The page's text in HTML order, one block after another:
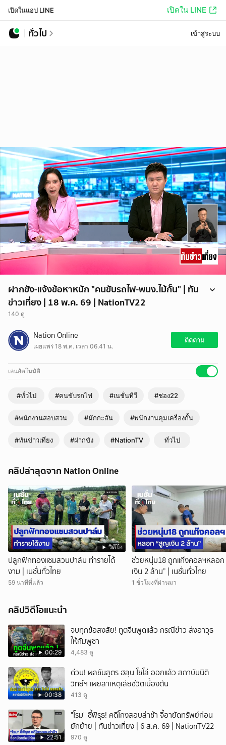
เปิดในแอป LINE เปิดใน LINE
ทั่วไป เข้าสู่ระบบ
ฝากขัง-แจ้งข้อหาหนัก "คนขับรถไฟ-พนง.ไม้กั้น" | ทัน
ข่าวเที่ยง | 18 พ.ค. 69 | NationTV22
140 ดู
พนักงานสอบสวน สน.มักกะสัน คุมตัวคนขับรถไฟและพนักงานคุมเครื่องกั้น
ฝากขังศาลในข้อหาประมาทเป็นเหตุให้ผู้อื่นบาดเจ็บและเสียชีวิต ระหว่างคุม
ตัว พนักงานคุมเครื่องกั้นได้ยกมือไหว้ขอโทษครอบครัวผู้สูญเสีย พร้อม
Nation Online
เผยแพร่ 18 พ.ค. เวลา 06.41 น.
ติดตาม
เล่นอัตโนมัติ
#ทั่วไป #คนขับรถไฟ #เนชั่นทีวี #ช่อง22
#พนักงานสอบสวน #มักกะสัน #พนักงานคุมเครื่องกั้น
#ทันข่าวเที่ยง #ฝากขัง #NationTV ทั่วไป
คลิปล่าสุดจาก Nation Online
วิดีโอ
ปลูกฟักทองแซมสวนปาล์ม ทำรายได้
งาม | เนชั่นทั่วไทย
59 นาทีที่แล้ว
ช่วยหนุ่ม18 ถูกแก๊งคอลฯหลอ
เงิน 2 ล้าน” | เนชั่นทั่วไทย
1 ชั่วโมงที่ผ่านมา
คลิปวิดีโอแนะนำ
00:29
จบทุกข้อสงสัย! ทูตจีนพูดแล้ว กรณีข่าว ส่งอาวุธ
ให้กัมพูชา
4,483 ดู
00:38
ด่วน! ผลชันสูตร ฮลุน โซโล่ ออกแล้ว สถาบันนิติ
วิทย์ฯ เผยสาเหตุเสียชีวิตเบื้องต้น
413 ดู
22:51
"โรม" ชี้พิรุธ! คดีโกงสอบล่าช้า จี้อายัดทรัพย์ก่อน
ยักย้าย | ทันข่าวเที่ยง | 6 ส.ค. 69 | NationTV22
970 ดู